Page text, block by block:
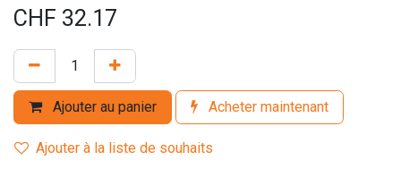
CHF 32.17
Ajouter au panier Acheter maintenant
Ajouter à la liste de souhaits